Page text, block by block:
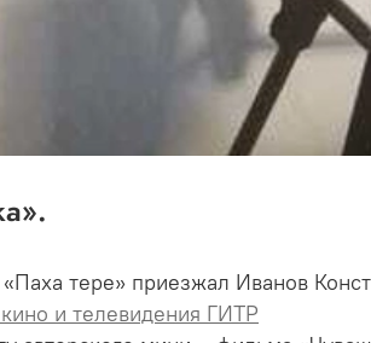
тере» приезжал Иванов
и телевидения ГИТР